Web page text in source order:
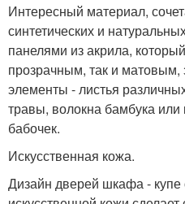
Интересный материал,
синтетических и
панелями из акрила,
прозрачным, так и
элементы - листья
травы, волокна бамбука или
бабочек.
Искусственная кожа.
Дизайн дверей шкафа -